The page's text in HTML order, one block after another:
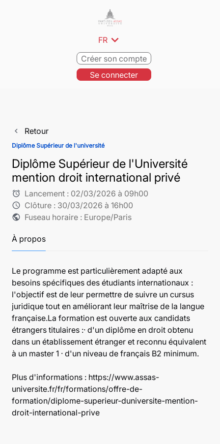
FRexpand_more
Créer son compte
Se connecter
navigate_before Retour
Diplôme Supérieur de l'université
Diplôme Supérieur de l'Université
mention droit international privé
alarm Lancement : 02/03/2026 à 09h00
schedule Clôture : 30/03/2026 à 16h00
public Fuseau horaire : Europe/Paris
À propos
Le programme est particulièrement adapté aux
besoins spécifiques des étudiants internationaux :
l'objectif est de leur permettre de suivre un cursus
juridique tout en améliorant leur maîtrise de la langue
française.La formation est ouverte aux candidats
étrangers titulaires :· d'un diplôme en droit obtenu
dans un établissement étranger et reconnu équivalent
à un master 1 · d'un niveau de français B2 minimum.
Plus d'informations : https://www.assas-
universite.fr/fr/formations/offre-de-
formation/diplome-superieur-duniversite-mention-
droit-international-prive